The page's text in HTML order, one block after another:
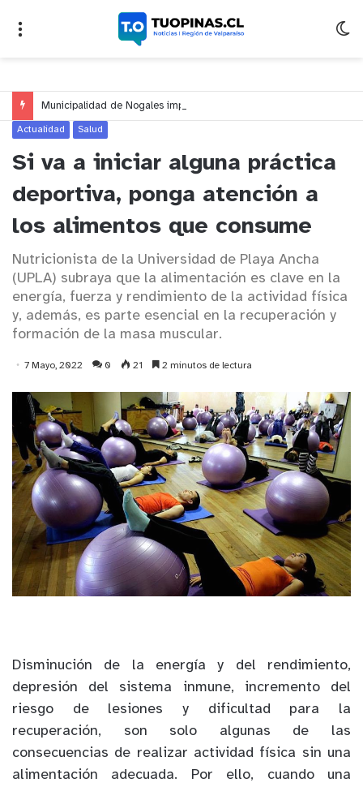
Actualidad Salud
Si va a iniciar alguna práctica
deportiva, ponga atención a
los alimentos que consume
Nutricionista de la Universidad de Playa Ancha
(UPLA) subraya que la alimentación es clave en la
energía, fuerza y rendimiento de la actividad física
y, además, es parte esencial en la recuperación y
formación de la masa muscular.
7 Mayo, 2022 0 21 2 minutos de lectura
Disminución de la energía y del rendimiento,
depresión del sistema inmune, incremento del
riesgo de lesiones y dificultad para la
recuperación, son solo algunas de las
consecuencias de realizar actividad física sin una
alimentación adecuada. Por ello, cuando una